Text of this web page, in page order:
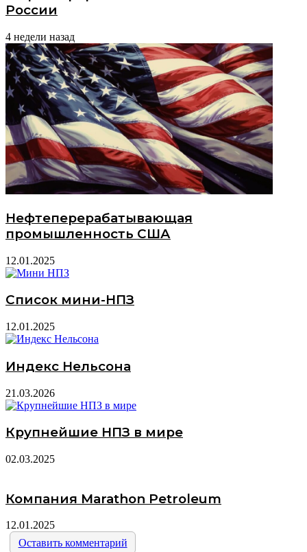
России
4 недели назад
Нефтеперерабатывающая
промышленность США
12.01.2025
Список мини-НПЗ
12.01.2025
Индекс Нельсона
21.03.2026
Крупнейшие НПЗ в мире
02.03.2025
Компания Marathon Petroleum
12.01.2025
Оставить комментарий